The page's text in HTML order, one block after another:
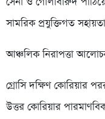
সামরিক প্রযুক্তিগত
আঞ্চলিক নিরাপত্তা
গ্রোসি দক্ষিণ কোরিয়ার
উত্তর কোরিয়ার